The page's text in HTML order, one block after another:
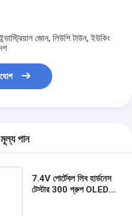
জোন, লিউশি টাউন, ইউকিং
পান
7.4V পোর্টেবল লিব হার্ডনেস
টেস্টার 300 গ্রুপ OLED